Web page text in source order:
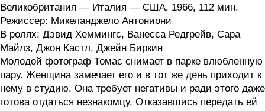
Великобритания — Италия — США, 1966, 112 мин.
Режиссер: Микеланджело Антониони
В ролях: Дэвид Хеммингс, Ванесса Редгрейв, Сара
Майлз, Джон Кастл, Джейн Биркин
Молодой фотограф Томас снимает в парке влюбленную
пару. Женщина замечает его и в тот же день приходит к
нему в студию. Она требует негативы и ради этого даже
готова отдаться незнакомцу. Отказавшись передать ей